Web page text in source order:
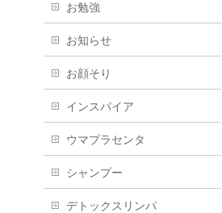
お勉強
お知らせ
お顔そり
インスパイア
ウマプラセンタ
シャンプー
デトックスリンパ